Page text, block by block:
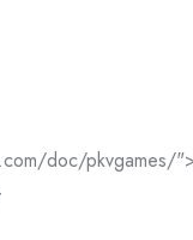
doc/pkvgames/